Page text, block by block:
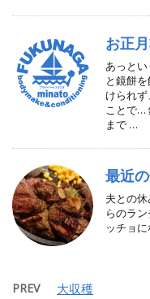
お正
あっと
と鏡餅
けられ
ことで…
まで …
最近
夫との
らのラ
ッチョ
PREV 大収穫